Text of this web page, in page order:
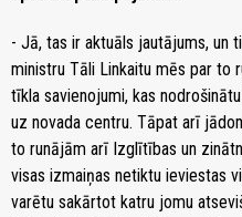
- Jā, tas ir aktuāls jautājums, un
ministru Tāli Linkaitu mēs par to
tīkla savienojumi, kas
uz novada centru. Tāpat arī
to runājām arī Izglītības un
visas izmaiņas netiktu ieviestas
varētu sakārtot katru jomu